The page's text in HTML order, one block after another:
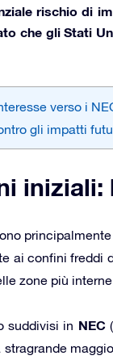
rischio di
che gliStati
verso i
gli impatti
iniziali:
ai confini freddi
zone più
suddivisi in NEC